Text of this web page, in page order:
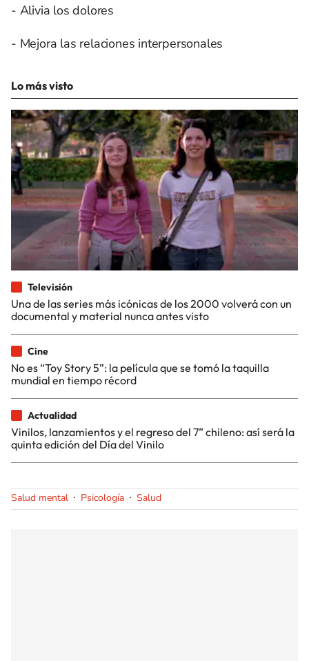
- Alivia los dolores
- Mejora las relaciones interpersonales
Lo más visto
Televisión
Una de las series más icónicas de los 2000 volverá con un
documental y material nunca antes visto
Cine
No es “Toy Story 5”: la película que se tomó la taquilla
mundial en tiempo récord
Actualidad
Vinilos, lanzamientos y el regreso del 7” chileno: así será la
quinta edición del Día del Vinilo
Salud mental Psicología Salud